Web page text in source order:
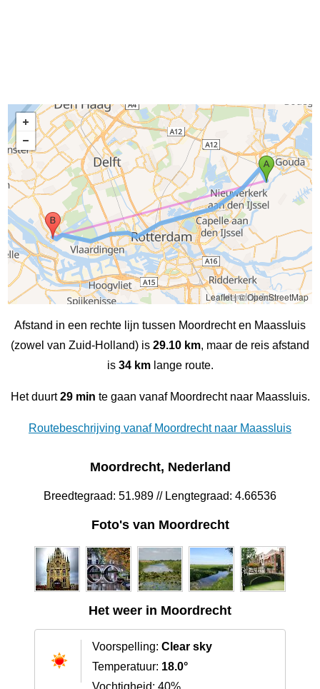
Leaflet|© OpenStreetMap
Afstand in een rechte lijn tussen Moordrecht en Maassluis
(zowel van Zuid-Holland) is 29.10 km, maar de reis afstand
is 34 kmlange route.
Het duurt29 min te gaan vanaf Moordrecht naar Maassluis.
Routebeschrijving vanaf Moordrecht naar Maassluis
Moordrecht, Nederland
Breedtegraad: 51.989 // Lengtegraad: 4.66536
Foto's van Moordrecht
Het weer in Moordrecht
Voorspelling: Clear sky
Temperatuur: 18.0°